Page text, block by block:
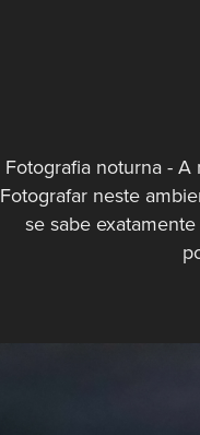
Fotografia noturna -
Fotografar neste
se sabe